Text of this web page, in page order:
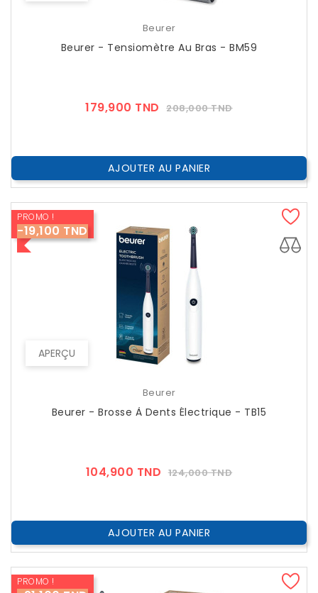
Beurer
Beurer - Tensiomètre Au Bras - BM59
179,900 TND Prix
208,000 TNDPrix
AJOUTER AU PANIER
APERÇU
PROMO !
-19,100 TND
Beurer
Beurer - Brosse À Dents Électrique - TB15
104,900 TND Prix
124,000 TNDPrix
AJOUTER AU PANIER
PROMO !